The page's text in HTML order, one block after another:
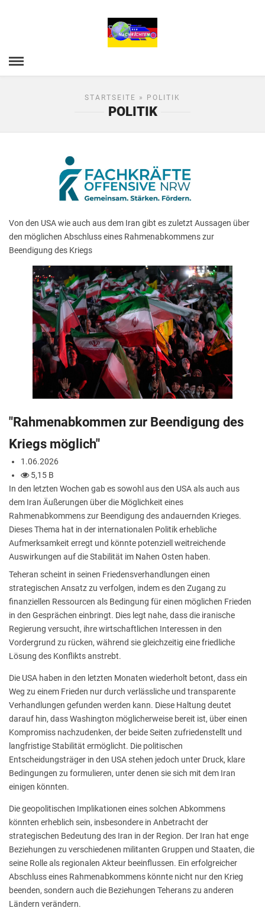
STARTSEITE » POLITIK
POLITIK
Von den USA wie auch aus dem Iran gibt es zuletzt Aussagen über
den möglichen Abschluss eines Rahmenabkommens zur
Beendigung des Kriegs
"Rahmenabkommen zur Beendigung des
Kriegs möglich"
1.06.2026
5,15 B
In den letzten Wochen gab es sowohl aus den USA als auch aus
dem Iran Äußerungen über die Möglichkeit eines
Rahmenabkommens zur Beendigung des andauernden Krieges.
Dieses Thema hat in der internationalen Politik erhebliche
Aufmerksamkeit erregt und könnte potenziell weitreichende
Auswirkungen auf die Stabilität im Nahen Osten haben.
Teheran scheint in seinen Friedensverhandlungen einen
strategischen Ansatz zu verfolgen, indem es den Zugang zu
finanziellen Ressourcen als Bedingung für einen möglichen Frieden
in den Gesprächen einbringt. Dies legt nahe, dass die iranische
Regierung versucht, ihre wirtschaftlichen Interessen in den
Vordergrund zu rücken, während sie gleichzeitig eine friedliche
Lösung des Konflikts anstrebt.
Die USA haben in den letzten Monaten wiederholt betont, dass ein
Weg zu einem Frieden nur durch verlässliche und transparente
Verhandlungen gefunden werden kann. Diese Haltung deutet
darauf hin, dass Washington möglicherweise bereit ist, über einen
Kompromiss nachzudenken, der beide Seiten zufriedenstellt und
langfristige Stabilität ermöglicht. Die politischen
Entscheidungsträger in den USA stehen jedoch unter Druck, klare
Bedingungen zu formulieren, unter denen sie sich mit dem Iran
einigen könnten.
Die geopolitischen Implikationen eines solchen Abkommens
könnten erheblich sein, insbesondere in Anbetracht der
strategischen Bedeutung des Iran in der Region. Der Iran hat enge
Beziehungen zu verschiedenen militanten Gruppen und Staaten, die
seine Rolle als regionalen Akteur beeinflussen. Ein erfolgreicher
Abschluss eines Rahmenabkommens könnte nicht nur den Krieg
beenden, sondern auch die Beziehungen Teherans zu anderen
Ländern verändern.